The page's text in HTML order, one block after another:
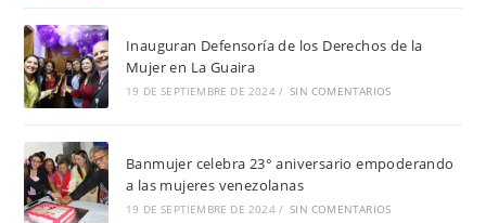
Inauguran Defensoría de los Derechos de la
Mujer en La Guaira
19 DE SEPTIEMBRE DE 2024 / SIN COMENTARIOS
Banmujer celebra 23° aniversario empoderando
a las mujeres venezolanas
19 DE SEPTIEMBRE DE 2024 / SIN COMENTARIOS